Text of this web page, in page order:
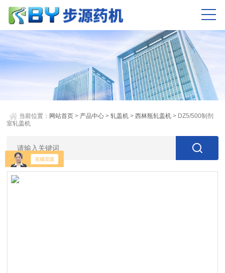
当前位置： 网站首页 > 产品中心 >轧盖机 >西林瓶轧盖机 > DZ5/500制剂
室轧盖机